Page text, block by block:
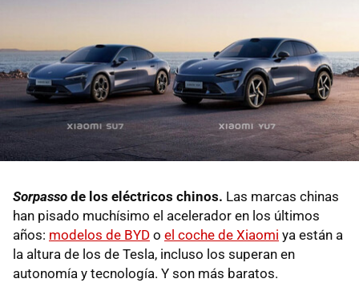
Sorpasso de los eléctricos chinos. Las marcas chinas
han pisado muchísimo el acelerador en los últimos
años: modelos de BYD o el coche de Xiaomi ya están a
la altura de los de Tesla, incluso los superan en
autonomía y tecnología. Y son más baratos.